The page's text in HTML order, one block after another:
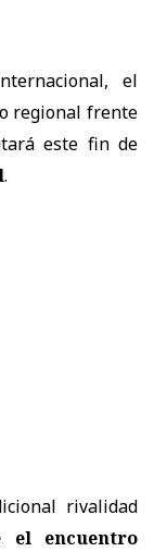
el
regional frente
este fin de
.
rivalidad
el encuentro